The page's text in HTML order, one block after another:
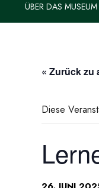
ÜBER DAS MUSEUM
« Zurück zu
Diese